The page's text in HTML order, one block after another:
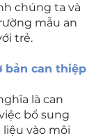
chúng ta và
mẫu an
trẻ.
bản can thiệp
là can
bổ sung
vào môi